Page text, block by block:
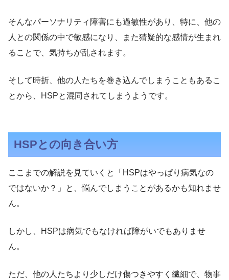
そんなパーソナリティ障害にも過敏性があり、特に、他の
人との関係の中で敏感になり、また猜疑的な感情が生まれ
ることで、気持ちが乱されます。
そして時折、他の人たちを巻き込んでしまうこともあるこ
とから、HSPと混同されてしまうようです。
HSPとの向き合い方
ここまでの解説を見ていくと「HSPはやっぱり病気なの
ではないか？」と、悩んでしまうことがあるかも知れませ
ん。
しかし、HSPは病気でもなければ障がいでもありませ
ん。
ただ、他の人たちより少しだけ傷つきやすく繊細で、物事